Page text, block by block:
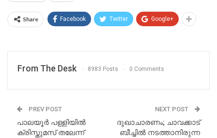
Share Facebook Twitter Google+
From The Desk 8983 Posts 0 Comments
PREV POST
പാലയൂർ പള്ളിയിൽ
ക്രിസ്തുമസ് തലേന്ന്
NEXT POST
ദുഖാചാരണം; ചാവക്കാട്
ബീച്ചിൽ നടത്താനിരുന്ന